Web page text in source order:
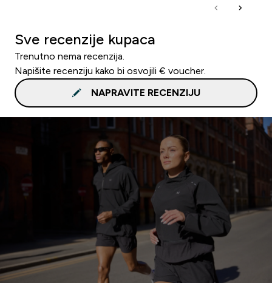
Sve recenzije kupaca
Trenutno nema recenzija.
Napišite recenziju kako bi osvojili € voucher.
NAPRAVITE RECENZIJU